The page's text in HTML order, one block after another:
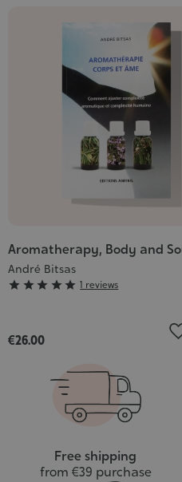
Aromatherapy, Body and
André Bitsas
Grade
     1 reviews
€26.00
Free shipping
from €39 purchase